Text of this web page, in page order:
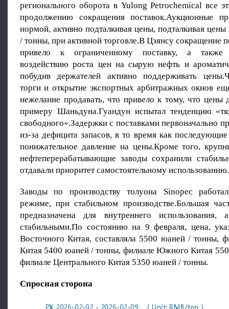
регионального оборота в Yulong Petrochemical все
продолжению сокращения поставок.Аукционные
нормой, активно подталкивая цены, подталкивая
/ тонны, при активной торговле.В Цзянсу сокращение
привело к ограниченному поставку, а также
воздействию роста цен на сырую нефть и
побудив держателей активно поддерживать
торги и открытие экспортных арбитражных окнов
нежелание продавать, что привело к тому, что цены
примеру Шаньдуна.Гуандун испытал тенденцию
свободного».Задержки с поставками первоначально
из-за дефицита запасов, в то время как последующие
понижательное давление на цены.Кроме того,
нефтеперерабатывающие заводы сохранили
отдавали приоритет самостоятельному использованию.
Заводы по производству толуона Sinopec
режиме, при стабильном производстве.Большая
предназначена для внутреннего
стабильными.По состоянию на 9 февраля, цена,
Восточного Китая, составляла 5500 юаней / тонны,
Китая 5400 юаней / тонны, филиале Южного Китая
филиале Центрального Китая 5350 юаней / тонны.
Спросная сторона